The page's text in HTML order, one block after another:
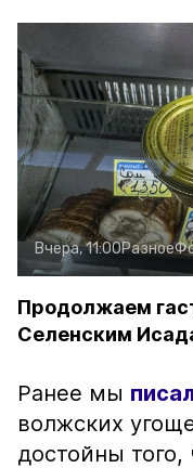
Вчера, 11:00Разное
Продолжаем
Селенским
Ранее мы
волжских
достойны того,